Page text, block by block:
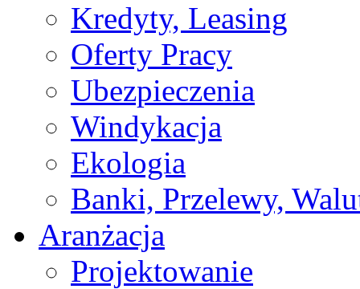
Kredyty, Leasing
Oferty Pracy
Ubezpieczenia
Windykacja
Ekologia
Banki, Przelewy,
Aranżacja
Projektowanie